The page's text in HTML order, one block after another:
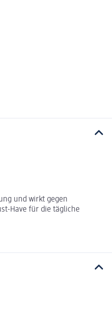
und wirkt gegen
Have für die tägliche